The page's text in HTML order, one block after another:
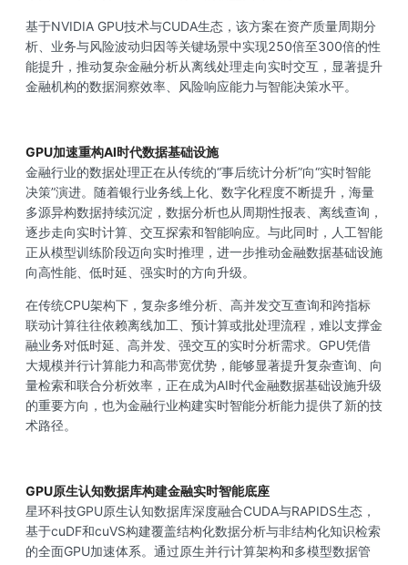
基于NVIDIA GPU技术与CUDA生态，该方案在资产质量周期分
析、业务与风险波动归因等关键场景中实现250倍至300倍的性
能提升，推动复杂金融分析从离线处理走向实时交互，显著提升
金融机构的数据洞察效率、风险响应能力与智能决策水平。
GPU加速重构AI时代数据基础设施
金融行业的数据处理正在从传统的“事后统计分析”向“实时智能
决策”演进。随着银行业务线上化、数字化程度不断提升，海量
多源异构数据持续沉淀，数据分析也从周期性报表、离线查询，
逐步走向实时计算、交互探索和智能响应。与此同时，人工智能
正从模型训练阶段迈向实时推理，进一步推动金融数据基础设施
向高性能、低时延、强实时的方向升级。
在传统CPU架构下，复杂多维分析、高并发交互查询和跨指标
联动计算往往依赖离线加工、预计算或批处理流程，难以支撑金
融业务对低时延、高并发、强交互的实时分析需求。GPU凭借
大规模并行计算能力和高带宽优势，能够显著提升复杂查询、向
量检索和联合分析效率，正在成为AI时代金融数据基础设施升级
的重要方向，也为金融行业构建实时智能分析能力提供了新的技
术路径。
GPU原生认知数据库构建金融实时智能底座
星环科技GPU原生认知数据库深度融合CUDA与RAPIDS生态，
基于cuDF和cuVS构建覆盖结构化数据分析与非结构化知识检索
的全面GPU加速体系。通过原生并行计算架构和多模型数据管